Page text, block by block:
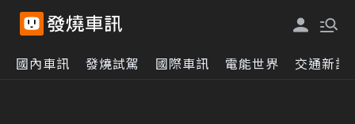
國內車訊 發燒試駕 國際車訊 電能世界 交通新訊